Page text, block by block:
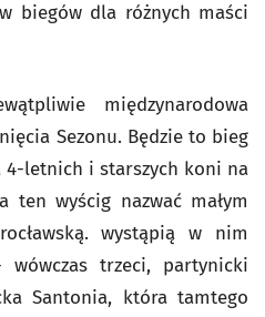
biegów dla różnych maści
międzynarodowa
Sezonu. Będzie to bieg
letnich i starszych koni na
ten wyścig nazwać małym
wystąpią w nim
trzeci, partynicki
Santonia, która tamtego